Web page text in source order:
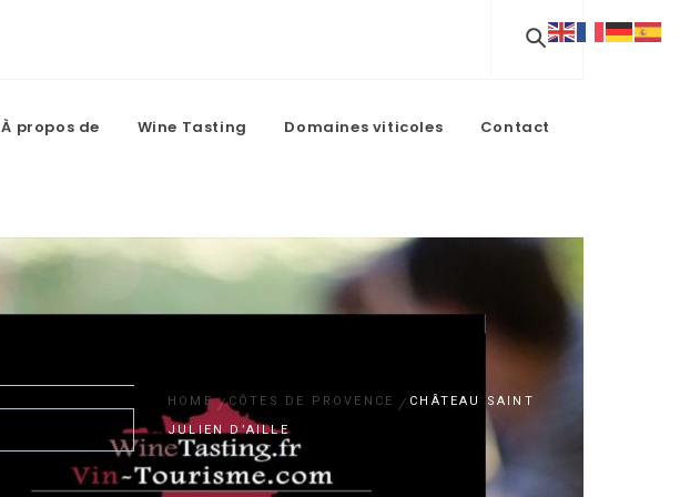
À propos de Wine Tasting Domaines viticoles Contact
HOME CÔTES DE PROVENCE
CHÂTEAU SAINT
JULIEN D’AILLE